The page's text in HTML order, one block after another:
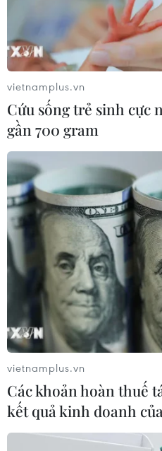
vietnamplus.vn
Cứu sống trẻ sinh cực
gần 700 gram
vietnamplus.vn
Các khoản hoàn thuế
kết quả kinh doanh